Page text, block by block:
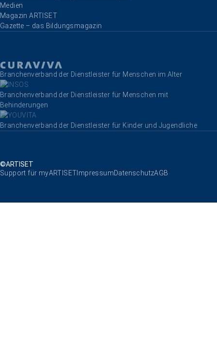
Navigation überspringen
Medien
Magazin ARTISET
Gazette – das Bildungsmagazin
Branchenverband der Dienstleister für Menschen im Alter
Branchenverband der Dienstleister für Menschen mit
Behinderungen
Branchenverband der Dienstleister für Kinder und Jugendliche
©ARTISET
Navigation überspringen
Support für myARTISET ImpressumDatenschutzAGB